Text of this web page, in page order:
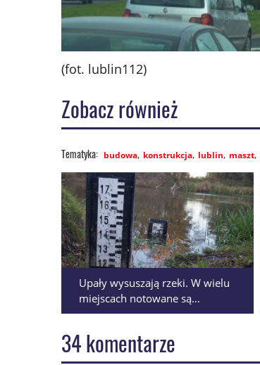
(fot. lublin112)
Zobacz również
budowa konstrukcja lublin maszt
Upały wysuszają rzeki. W wielu
miejscach notowane są
rekordowo niskie stany wód
34 komentarze